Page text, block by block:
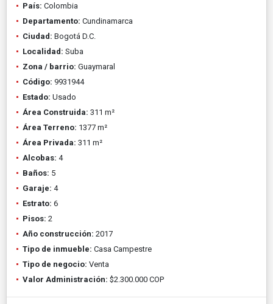
País: Colombia
Departamento: Cundinamarca
Ciudad: Bogotá D.C.
Localidad: Suba
Zona / barrio: Guaymaral
Código: 9931944
Estado: Usado
Área Construida: 311 m²
Área Terreno: 1377 m²
Área Privada: 311 m²
Alcobas: 4
Baños: 5
Garaje: 4
Estrato: 6
Pisos: 2
Año construcción: 2017
Tipo de inmueble: Casa Campestre
Tipo de negocio: Venta
Valor Administración: $2.300.000 COP